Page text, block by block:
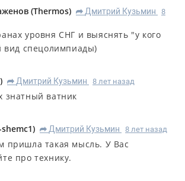
(Thermos) R Дмитрий Кузьмин
8
уровня СНГ и выяснять "у кого
вид спецолимпиады)
) R Дмитрий Кузьмин 8 лет назад
знатный ватник
) R Дмитрий Кузьмин 8 лет назад
пришла такая мысль. У Вас
про технику.